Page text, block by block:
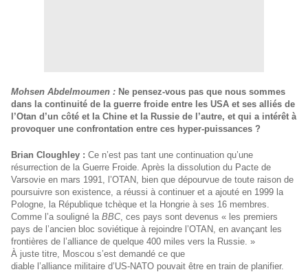
Mohsen Abdelmoumen : Ne pensez-vous pas que nous sommes
dans la continuité de la guerre froide entre les USA et ses alliés de
l’Otan d’un côté et la Chine et la Russie de l’autre, et qui a intérêt à
provoquer une confrontation entre ces hyper-puissances ?
Brian Cloughley : Ce n’est pas tant une continuation qu’une
résurrection de la Guerre Froide. Après la dissolution du Pacte de
Varsovie en mars 1991, l’OTAN, bien que dépourvue de toute raison de
poursuivre son existence, a réussi à continuer et a ajouté en 1999 la
Pologne, la République tchèque et la Hongrie à ses 16 membres.
Comme l’a souligné la BBC, ces pays sont devenus « les premiers
pays de l’ancien bloc soviétique à rejoindre l’OTAN, en avançant les
frontières de l’alliance de quelque 400 miles vers la Russie. »
À juste titre, Moscou s’est demandé ce que
diable l’alliance militaire d’US-NATO pouvait être en train de planifier.